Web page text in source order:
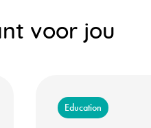
voor jou
Education